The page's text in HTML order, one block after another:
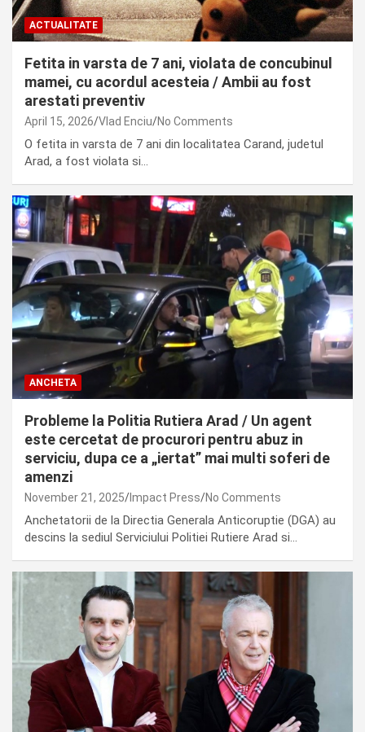
ACTUALITATE
Fetita in varsta de 7 ani, violata de concubinul
mamei, cu acordul acesteia / Ambii au fost
arestati preventiv
April 15, 2026 Vlad Enciu No Comments
O fetita in varsta de 7 ani din localitatea Carand, judetul
Arad, a fost violata si…
ANCHETA
Probleme la Politia Rutiera Arad / Un agent
este cercetat de procurori pentru abuz in
serviciu, dupa ce a „iertat” mai multi soferi de
amenzi
November 21, 2025 Impact Press No Comments
Anchetatorii de la Directia Generala Anticoruptie (DGA) au
descins la sediul Serviciului Politiei Rutiere Arad si…